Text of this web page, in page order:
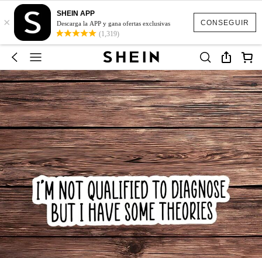
CONSEGUIR
×
SHEIN APP
Descarga la APP y gana ofertas exclusivas
(1,319)